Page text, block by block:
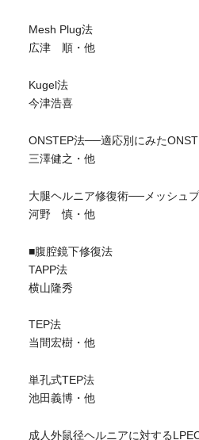
Mesh Plug法
広津 順・他
Kugel法
今津浩喜
ONSTEP法──適応別にみた
三澤健之・他
大腿ヘルニア修復術──メッシュ
河野 慎・他
■腹腔鏡下修復法
TAPP法
横山隆秀
TEP法
当間宏樹・他
単孔式TEP法
池田義博・他
成人外鼠径ヘルニアに対する